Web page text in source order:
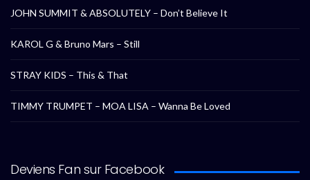
JOHN SUMMIT & ABSOLUTELY – Don’t Believe It
KAROL G & Bruno Mars – Still
STRAY KIDS – This & That
TIMMY TRUMPET – MOA LISA – Wanna Be Loved
Deviens Fan sur Facebook